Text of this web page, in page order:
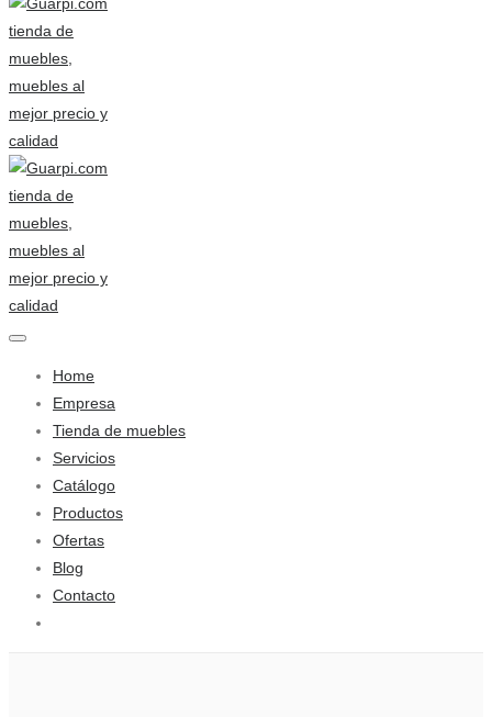
Home
Empresa
Tienda de muebles
Servicios
Catálogo
Productos
Ofertas
Blog
Contacto